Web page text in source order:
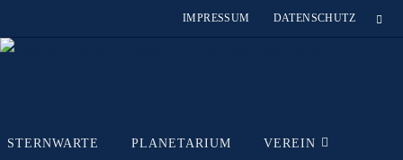
Inhalt
IMPRESSUM DATENSCHUTZ
Inhalt
STERNWARTE PLANETARIUM VEREIN